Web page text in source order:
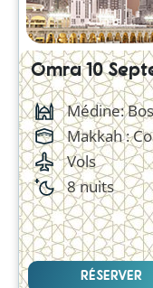
Omra 10
Médine:
Makkah :
Vols
8 nuits
RÉSERVER